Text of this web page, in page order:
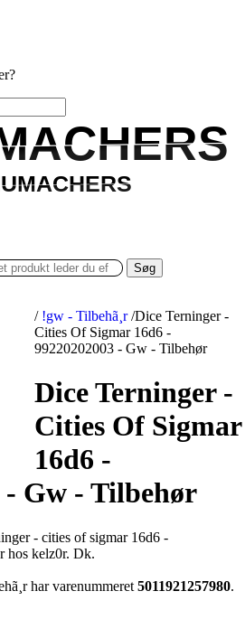
Søg
/ !gw - Tilbehã¸r /Dice Terninger -
Cities Of Sigmar 16d6 -
99220202003 - Gw - Tilbehør
Dice Terninger -
Cities Of Sigmar
16d6 -
- Gw - Tilbehør
- cities of sigmar 16d6 -
hos kelz0r. Dk.
har varenummeret 5011921257980.